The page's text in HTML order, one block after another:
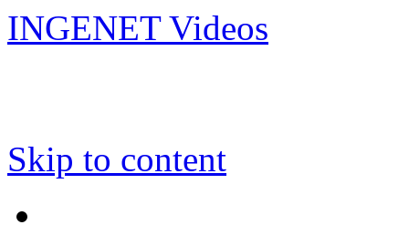
INGENET Videos
Skip to content